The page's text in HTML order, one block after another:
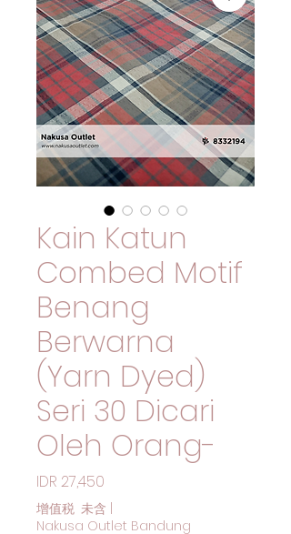
Kain Katun
Combed Motif
Benang
Berwarna
(Yarn Dyed)
Seri 30 Dicari
Oleh Orang-
IDR 27,450
增值税 未含
Nakusa Outlet Bandung